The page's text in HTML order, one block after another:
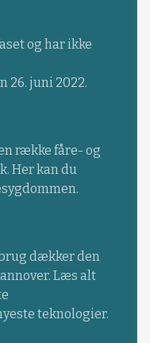
og har ikke
26. juni 2022.
række fåre- og
Her kan du
dækker den
Læs alt
teknologier.